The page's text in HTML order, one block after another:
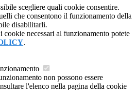
scegliere quali cookie consentire.
che consentono il funzionamento della
disabilitarli.
cookie necessari al funzionamento potete
.
non possono essere
l'elenco nella pagina della cookie